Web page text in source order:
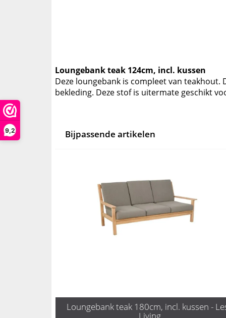
9,2
Loungebank teak 124cm, incl. kussen
Deze loungebank is compleet van
bekleding. Deze stof is uitermate geschikt
Bijpassende artikelen
Loungebank teak 180cm, incl. kussen -